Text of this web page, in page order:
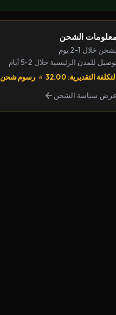
الشحن
خلال 1-2 يوم
للمدن الرئيسية خلال 2-5 أيام
التقديرية: 32.00
رسوم شحن
عرض سياسة الشحن